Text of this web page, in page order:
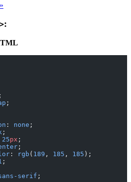
:
;
;
: none ;
;
25px ;
;
: rgb ( 189 , 185 , 185 );
;
serif ;